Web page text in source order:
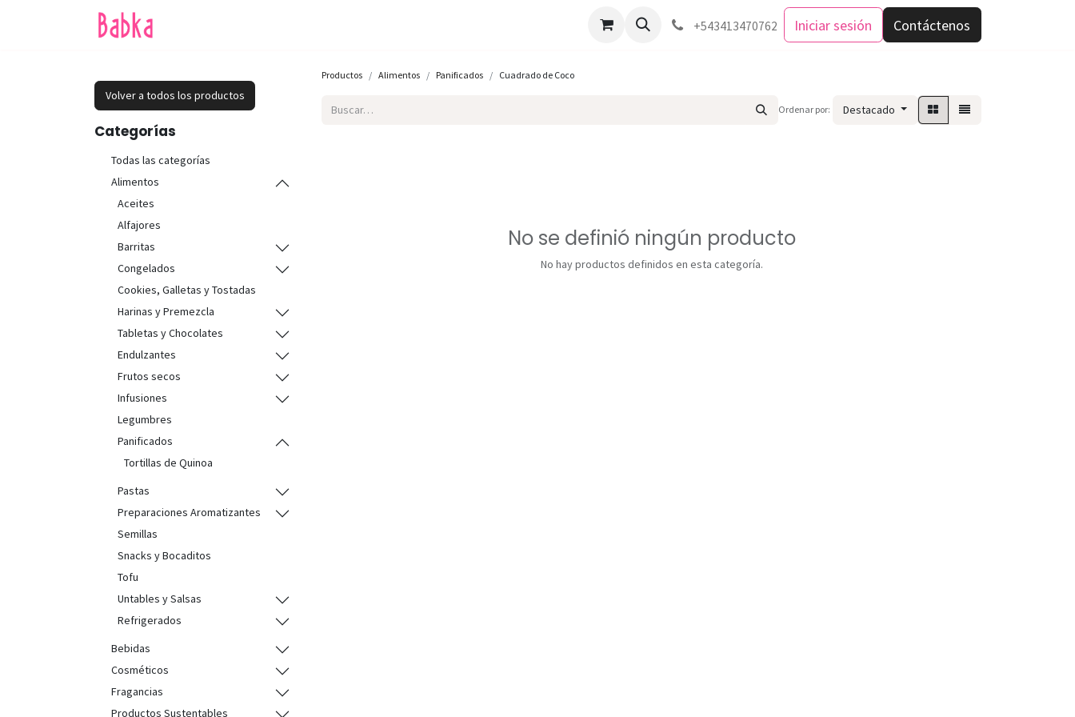
Como comprar +543413470762 Iniciar sesión Contáctenos
Volver a todos los productos
Categorías
Todas las categorías
Alimentos
Aceites
Alfajores
Barritas
Congelados
Cookies, Galletas y Tostadas
Harinas y Premezcla
Tabletas y Chocolates
Endulzantes
Frutos secos
Infusiones
Legumbres
Panificados
Tortillas de Quinoa
Pastas
Preparaciones Aromatizantes
Semillas
Snacks y Bocaditos
Tofu
Untables y Salsas
Refrigerados
Bebidas
Cosméticos
Fragancias
Productos Sustentables
Productos Alimentos Panificados Cuadrado de Coco
Ordenar por: Destacado
No se definió ningún producto
No hay productos definidos en esta categoría.